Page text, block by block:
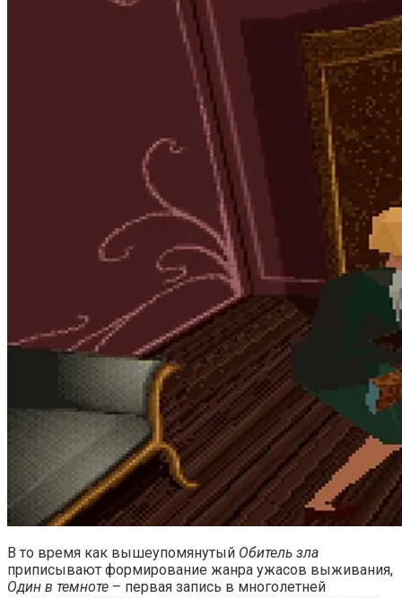
В то время как вышеупомянутый Обитель зла
приписывают формирование жанра ужасов выживания,
Один в темноте – первая запись в многолетней